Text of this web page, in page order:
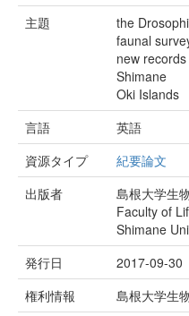
主題
the
faunal
new records
Shimane
Oki Islands
言語
英語
資源タイプ
紀要論文
出版者
島根大学生
Faculty of
Shimane
発行日
2017-09-30
権利情報
島根大学生